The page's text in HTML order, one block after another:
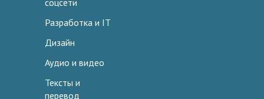
соцсети
Разработка и IT
Дизайн
Аудио и видео
Тексты и
перевод